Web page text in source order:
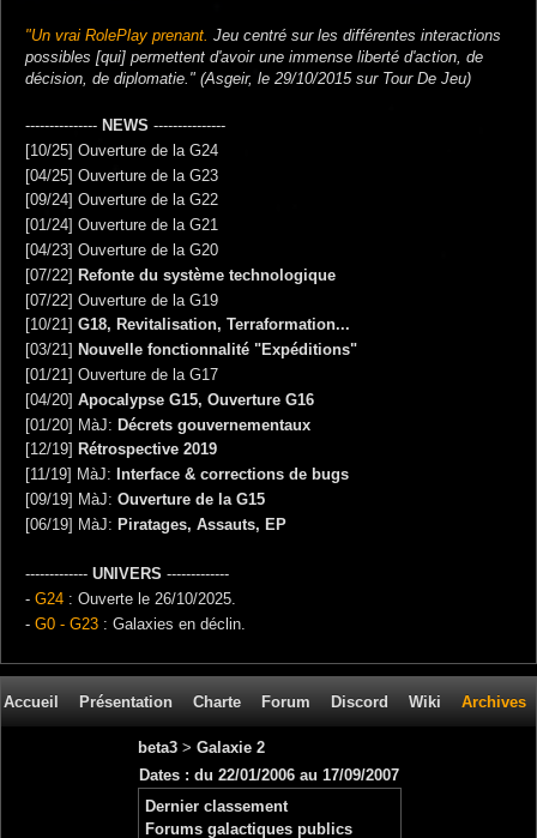
"Un vrai RolePlay prenant. Jeu centré sur les différentes interactions
possibles [qui] permettent d'avoir une immense liberté d'action, de
décision, de diplomatie." (Asgeir, le 29/10/2015 sur Tour De Jeu)
--------------- NEWS ---------------
[10/25] Ouverture de la G24
[04/25] Ouverture de la G23
[09/24] Ouverture de la G22
[01/24] Ouverture de la G21
[04/23] Ouverture de la G20
[07/22] Refonte du système technologique
[07/22] Ouverture de la G19
[10/21] G18, Revitalisation, Terraformation...
[03/21] Nouvelle fonctionnalité "Expéditions"
[01/21] Ouverture de la G17
[04/20] Apocalypse G15, Ouverture G16
[01/20] MàJ: Décrets gouvernementaux
[12/19] Rétrospective 2019
[11/19] MàJ: Interface & corrections de bugs
[09/19] MàJ: Ouverture de la G15
[06/19] MàJ: Piratages, Assauts, EP
------------- UNIVERS -------------
- G24 : Ouverte le 26/10/2025.
- G0 - G23 : Galaxies en déclin.
Accueil Présentation Charte Forum Discord Wiki Archives
beta3 > Galaxie 2
Dates : du 22/01/2006 au 17/09/2007
Dernier classement
Forums galactiques publics